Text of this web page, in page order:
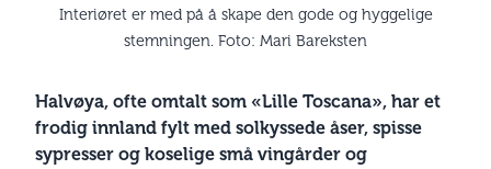
Interiøret er med på å skape den gode og hyggelige
stemningen. Foto: Mari Bareksten
Halvøya, ofte omtalt som «Lille Toscana», har et
frodig innland fylt med solkyssede åser, spisse
sypresser og koselige små vingårder og